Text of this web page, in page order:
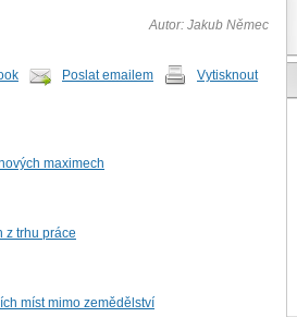
Autor: Jakub Němec
Poslat emailem Vytisknout
maximech
z trhu práce
míst mimo zemědělství